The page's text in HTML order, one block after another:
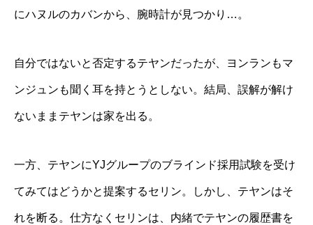
にハヌルのカバンから、腕時計が見つかり…。
自分ではないと否定するテヤンだったが、ヨンランもマ
ンジュンも聞く耳を持とうとしない。結局、誤解が解け
ないままテヤンは家を出る。
一方、テヤンにYJグループのブラインド採用試験を受け
てみてはどうかと提案するセリン。しかし、テヤンはそ
れを断る。仕方なくセリンは、内緒でテヤンの履歴書を